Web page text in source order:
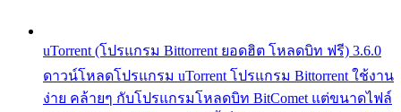
uTorrent (โปรแกรม Bittorrent ยอดฮิต โหลดบิท ฟรี) 3.6.0
ดาวน์โหลดโปรแกรม uTorrent โปรแกรม Bittorrent ใช้งาน
ง่าย คล้ายๆ กับโปรแกรมโหลดบิท BitComet แต่ขนาดไฟล์